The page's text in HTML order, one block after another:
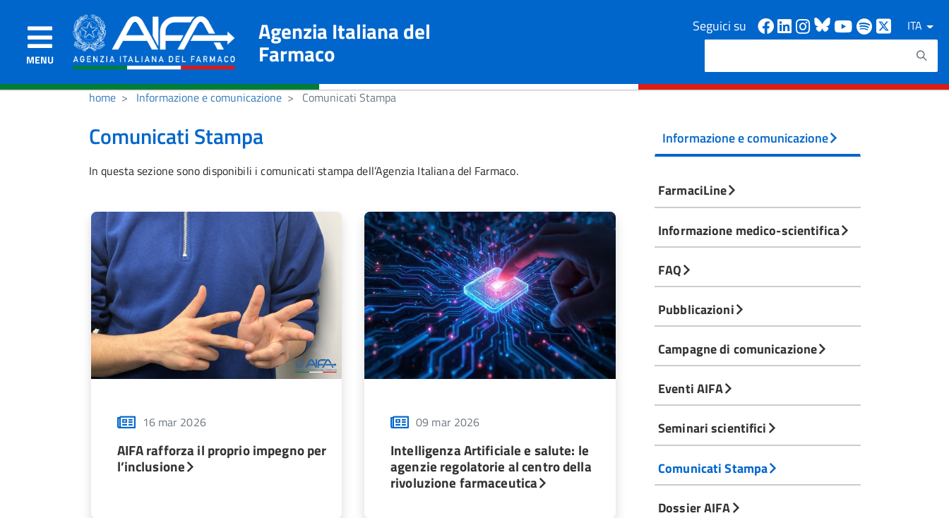
MENU
Agenzia Italiana del
Farmaco
Seguici su Facebook
Linkedin
Instagram
Bluesky
Youtube
Spotify
ITA
Cerca
home Informazione e comunicazione Comunicati Stampa
Comunicati Stampa
In questa sezione sono disponibili i comunicati stampa dell’Agenzia Italiana del Farmaco.
16 mar 2026
AIFA rafforza il proprio impegno per
l’inclusione
09 mar 2026
Intelligenza Artificiale e salute: le
agenzie regolatorie al centro della
rivoluzione farmaceutica
Informazione e comunicazione
FarmaciLine
Informazione medico-scientifica
FAQ
Pubblicazioni
Campagne di comunicazione
Eventi AIFA
Seminari scientifici
Comunicati Stampa
Dossier AIFA